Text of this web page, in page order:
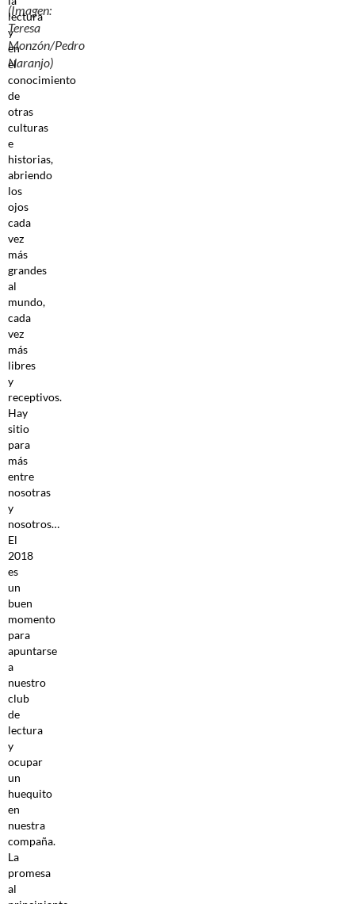
(Imagen:
Teresa
Monzón/Pedro
Naranjo)
lectura
y
en
el
conocimiento
de
otras
culturas
e
historias,
abriendo
los
ojos
cada
vez
más
grandes
al
mundo,
cada
vez
más
libres
y
receptivos.
Hay
sitio
para
más
entre
nosotras
y
nosotros…
El
2018
es
un
buen
momento
para
apuntarse
a
nuestro
club
de
lectura
y
ocupar
un
huequito
en
nuestra
compaña.
La
promesa
al